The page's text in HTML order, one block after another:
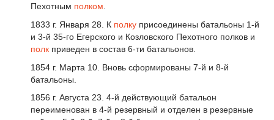
Пехотным полком
1833 г. Января 28. К полку присоединены батальоны 1-й
и 3-й 35-го Егерского и Козловского Пехотного полков и
полк приведен в состав 6-ти батальонов.
1854 г. Марта 10. Вновь сформированы 7-й и 8-й
батальоны.
1856 г. Августа 23. 4-й действующий батальон
переименован в 4-й резервный и отделен в резервные